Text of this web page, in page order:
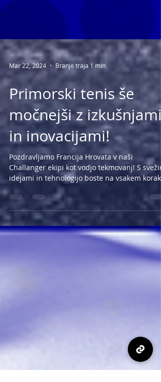
Mar 22, 2024
Primorski tenis še
močnejši z izkušnjami
in inovacijami!
Pozdravljamo Francija Hrovata v naši
Challanger ekipi kot vodjo tekmovanj! S
idejami in tehnologijo boste na vsakem koraku
z nami.